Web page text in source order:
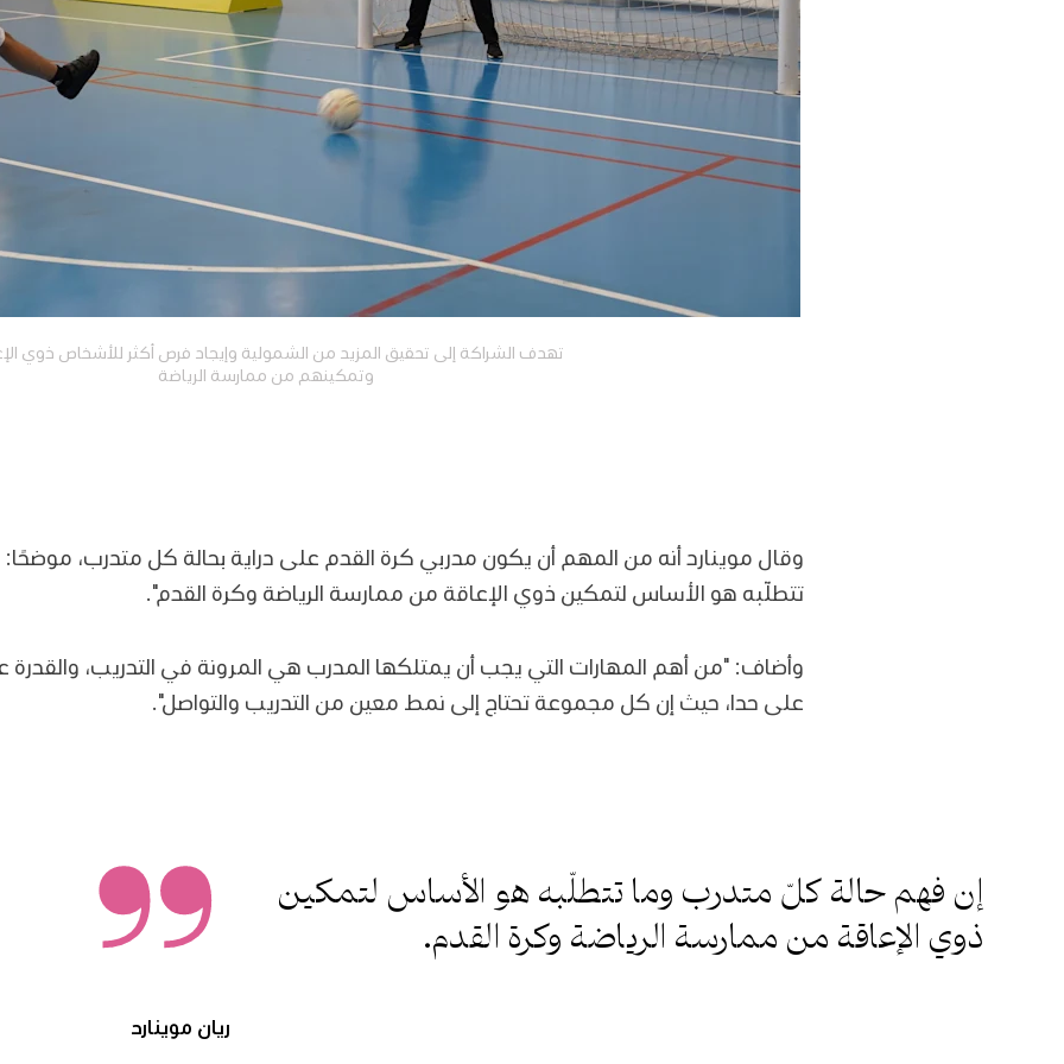
تهدف الشراكة إلى تحقيق المزيد من الشمولية وإيجاد فرص أكثر للأشخاص ذوي
وتمكينهم من ممارسة الرياضة
وقال موينارد أنه من المهم أن يكون مدربي كرة القدم على دراية بحالة كل متدرب،
تتطلّبه هو الأساس لتمكين ذوي الإعاقة من ممارسة الرياضة وكرة القدم".
وأضاف: "من أهم المهارات التي يجب أن يمتلكها المدرب هي المرونة في التدريب،
على حدا، حيث إن كل مجموعة تحتاج إلى نمط معين من التدريب والتواصل".
إن فهم حالة كلّ متدرب وما تتطلّبه هو الأساس لتمكين
ذوي الإعاقة من ممارسة الرياضة وكرة القدم.
ريان موينارد